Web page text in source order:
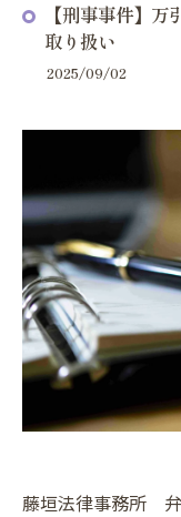
【刑事事件】
取り扱い
2025/09/02
藤垣法律事務所 弁